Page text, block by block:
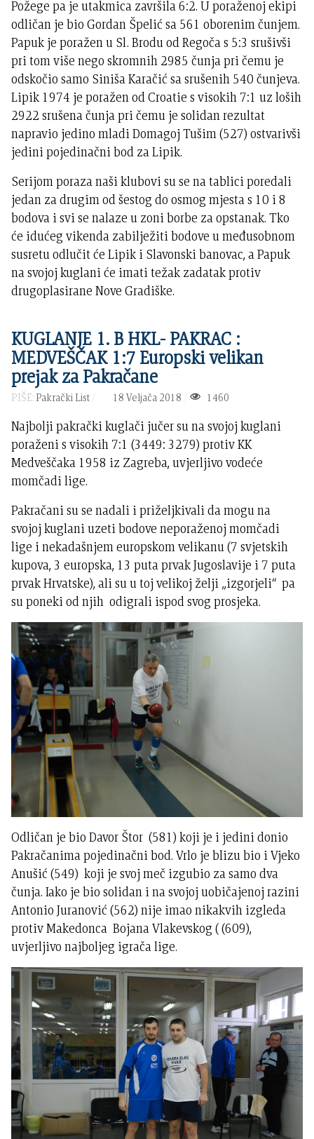
Požege pa je utakmica završila 6:2. U poraženoj ekipi
odličan je bio Gordan Špelić sa 561 oborenim čunjem.
Papuk je poražen u Sl. Brodu od Regoča s 5:3 srušivši
pri tom više nego skromnih 2985 čunja pri čemu je
odskočio samo Siniša Karačić sa srušenih 540 čunjeva.
Lipik 1974 je poražen od Croatie s visokih 7:1 uz loših
2922 srušena čunja pri čemu je solidan rezultat
napravio jedino mladi Domagoj Tušim (527) ostvarivši
jedini pojedinačni bod za Lipik.
Serijom poraza naši klubovi su se na tablici poredali
jedan za drugim od šestog do osmog mjesta s 10 i 8
bodova i svi se nalaze u zoni borbe za opstanak. Tko
će idućeg vikenda zabilježiti bodove u međusobnom
susretu odlučit će Lipik i Slavonski banovac, a Papuk
na svojoj kuglani će imati težak zadatak protiv
drugoplasirane Nove Gradiške.
KUGLANJE 1. B HKL- PAKRAC :
MEDVEŠČAK 1:7 Europski velikan
prejak za Pakračane
PIŠE: Pakrački List 18 Veljača 2018 1460
Najbolji pakrački kuglači jučer su na svojoj kuglani
poraženi s visokih 7:1 (3449: 3279) protiv KK
Medveščaka 1958 iz Zagreba, uvjerljivo vodeće
momčadi lige.
Pakračani su se nadali i priželjkivali da mogu na
svojoj kuglani uzeti bodove neporaženoj momčadi
lige i nekadašnjem europskom velikanu (7 svjetskih
kupova, 3 europska, 13 puta prvak Jugoslavije i 7 puta
prvak Hrvatske), ali su u toj velikoj želji „izgorjeli“ pa
su poneki od njih odigrali ispod svog prosjeka.
Odličan je bio Davor Štor (581) koji je i jedini donio
Pakračanima pojedinačni bod. Vrlo je blizu bio i Vjeko
Anušić (549) koji je svoj meč izgubio za samo dva
čunja. Iako je bio solidan i na svojoj uobičajenoj razini
Antonio Juranović (562) nije imao nikakvih izgleda
protiv Makedonca Bojana Vlakevskog ( (609),
uvjerljivo najboljeg igrača lige.